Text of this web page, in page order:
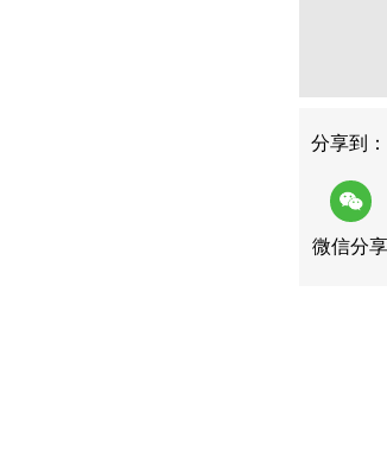
分享到：
微信分享